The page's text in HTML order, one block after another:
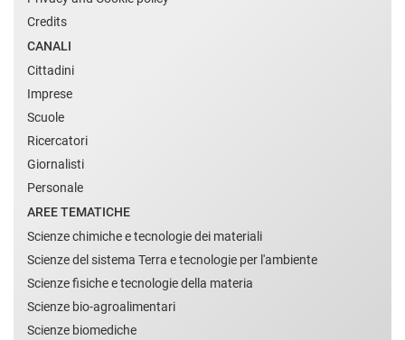
Credits
CANALI
Cittadini
Imprese
Scuole
Ricercatori
Giornalisti
Personale
AREE TEMATICHE
Scienze chimiche e tecnologie dei materiali
Scienze del sistema Terra e tecnologie per l'ambiente
Scienze fisiche e tecnologie della materia
Scienze bio-agroalimentari
Scienze biomediche